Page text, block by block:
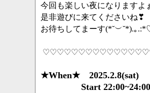
今回も楽しい夜になりますよ
是非遊びに来てくださいね❣
お待ちしてまーす(*˘︶˘*).｡
★When★ 2025.2.8(sat)
Start